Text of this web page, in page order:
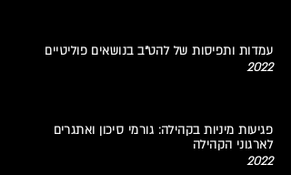
עמדות ותפיסות של להט"ב בנושאים פוליטיים
2022
פגיעות מיניות בקהילה: גורמי סיכון ואתגרים
לארגוני הקהילה
2022